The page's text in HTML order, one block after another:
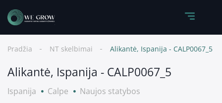
Pradžia NT skelbimai Alikantė, Ispanija - CALP0067_5
Alikantė, Ispanija - CALP0067_5
Ispanija Calpe Naujos statybos